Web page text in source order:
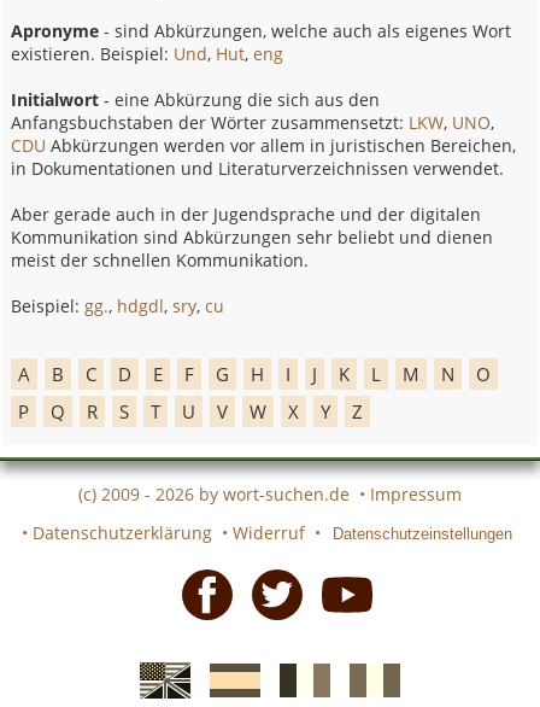
Apronyme - sind Abkürzungen, welche auch als eigenes Wort
existieren. Beispiel: Und, Hut,eng
Initialwort - eine Abkürzung die sich aus den
Anfangsbuchstaben der Wörter zusammensetzt: LKW, UNO,
CDU Abkürzungen werden vor allem in juristischen Bereichen,
in Dokumentationen und Literaturverzeichnissen verwendet.
Aber gerade auch in der Jugendsprache und der digitalen
Kommunikation sind Abkürzungen sehr beliebt und dienen
meist der schnellen Kommunikation.
Beispiel:gg., hdgdl,sry,cu
A B C D E F G H I J K L M N
O
P
Q R S T U V W X Y Z
(c) 2009 - 2026 by wort-suchen.de • Impressum
• Datenschutzerklärung • Widerruf • Datenschutzeinstellungen